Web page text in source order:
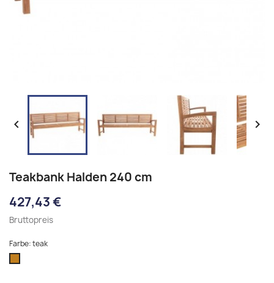
 
Teakbank Halden 240 cm
427,43 €
Bruttopreis
Farbe: teak
teak